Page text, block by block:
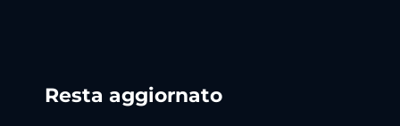
Resta aggiornato